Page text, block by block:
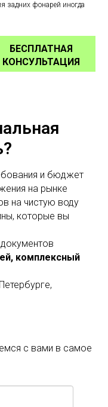
задних фонарей иногда
БЕСПЛАТНАЯ
КОНСУЛЬТАЦИЯ
и бюджет
на рынке
на чистую воду
которые вы
комплексный
с вами в самое